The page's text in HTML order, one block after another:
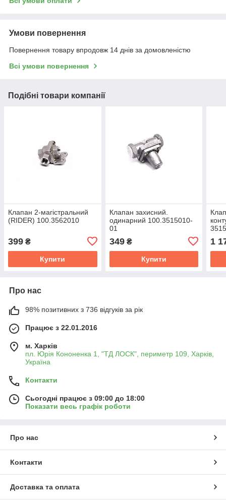
Умови повернення
Повернення товару впродовж 14 днів за домовленістю
Всі умови повернення
Подібні товари компанії
Клапан 2-магістральний
(RIDER) 100.3562010
399 ₴
Купити
Клапан захисний.
одинарний 100.3515010-
01
349₴
Купити
1
Про нас
98% позитивних з 736 відгуків за рік
Працює з 22.01.2016
м. Харків
пл. Юрія Кононенка 1, "ТД ЛОСК", периметр 109, Харків,
Україна
Контакти
Сьогодні працює з 09:00 до 18:00
Показати весь графік роботи
Про нас
Контакти
Доставка та оплата